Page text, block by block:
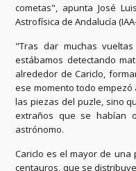
cometas", apunta José
Astrofísica de Andalucía
"Tras dar muchas
estábamos detectando
alrededor de Cariclo,
ese momento todo
las piezas del puzle, sino
extraños que se habían
astrónomo.
Cariclo es el mayor de una
centauros, que se